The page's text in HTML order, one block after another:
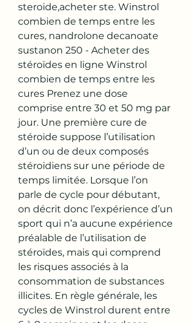
steroide,acheter ste. Winstrol
combien de temps entre les
cures, nandrolone decanoate
sustanon 250 - Acheter des
stéroïdes en ligne Winstrol
combien de temps entre les
cures Prenez une dose
comprise entre 30 et 50 mg par
jour. Une première cure de
stéroide suppose l’utilisation
d’un ou de deux composés
stéroïdiens sur une période de
temps limitée. Lorsque l’on
parle de cycle pour débutant,
on décrit donc l’expérience d’un
sport qui n’a aucune expérience
préalable de l’utilisation de
stéroïdes, mais qui comprend
les risques associés à la
consommation de substances
illicites. En règle générale, les
cycles de Winstrol durent entre